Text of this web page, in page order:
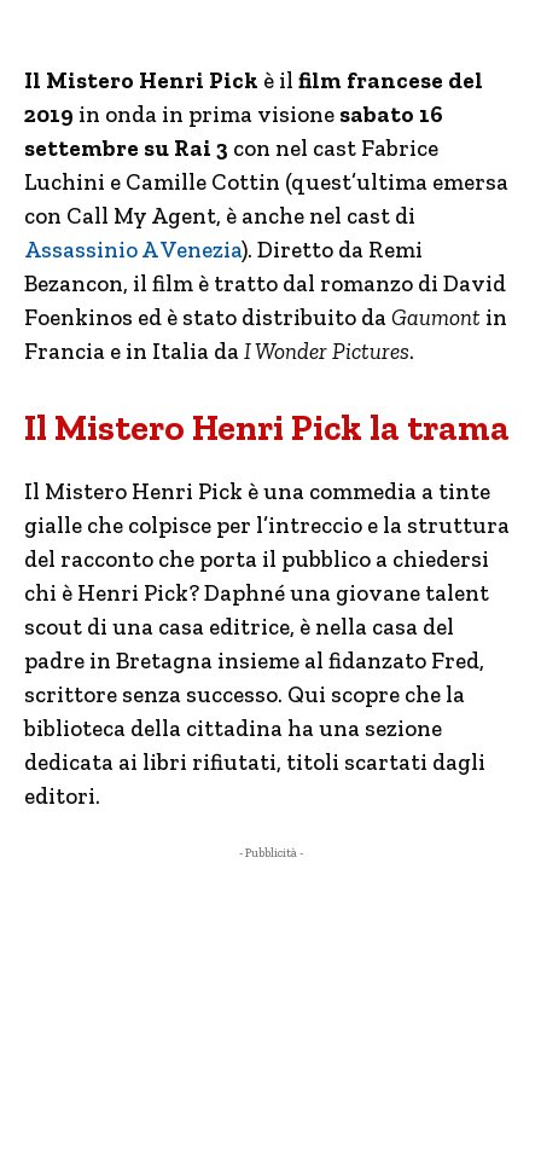
Il Mistero Henri Pick è il film francese del
2019 in onda in prima visione sabato 16
settembre su Rai 3 con nel cast Fabrice
Luchini e Camille Cottin (quest’ultima emersa
con Call My Agent, è anche nel cast di
Assassinio A Venezia). Diretto da Remi
Bezancon, il film è tratto dal romanzo di David
Foenkinos ed è stato distribuito daGaumont in
Francia e in Italia daI Wonder Pictures.
Il Mistero Henri Pick la trama
Il Mistero Henri Pick è una commedia a tinte
gialle che colpisce per l’intreccio e la struttura
del racconto che porta il pubblico a chiedersi
chi è Henri Pick? Daphné una giovane talent
scout di una casa editrice, è nella casa del
padre in Bretagna insieme al fidanzato Fred,
scrittore senza successo. Qui scopre che la
biblioteca della cittadina ha una sezione
dedicata ai libri rifiutati, titoli scartati dagli
editori.
- Pubblicità -